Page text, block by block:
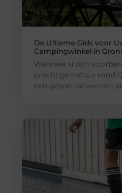
De Ultieme Gids voor
Campingwinkel in
Wanneer u zich
prachtige natuur rond
een gespecialiseerde